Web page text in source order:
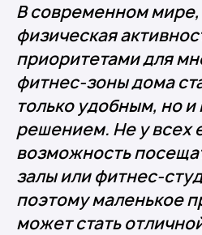
В современном мире,
физическая
приоритетами для
фитнес-зоны дома
только удобным, но
решением. Не у всех
возможность
залы или фитнес-
поэтому маленькое
может стать